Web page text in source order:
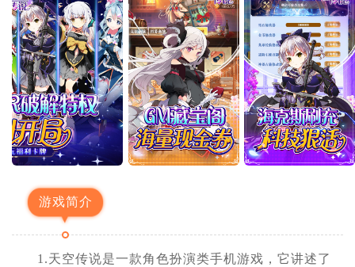
游戏简介
1.天空传说是一款角色扮演类手机游戏，它讲述了